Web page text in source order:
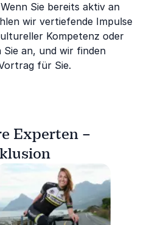
Sie bereits aktiv an
wir vertiefende Impulse
Kompetenz oder
an, und wir finden
für Sie.
Experten –